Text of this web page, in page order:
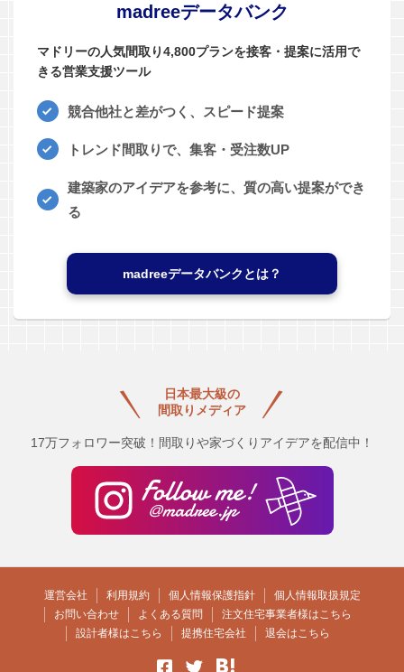
madreeデータバンク
マドリーの人気間取り4,800プランを接客・提案に活用で
きる営業支援ツール
競合他社と差がつく、スピード提案
トレンド間取りで、集客・受注数UP
建築家のアイデアを参考に、質の高い提案ができ
る
madreeデータバンクとは？
日本最大級の
間取りメディア
17万フォロワー突破！間取りや家づくりアイデアを配信中！
運営会社 利用規約 個人情報保護指針
個人情報取扱規定
お問い合わせ
よくある質問
注文住宅事業者様はこちら
設計者様はこちら
提携住宅会社 退会はこちら